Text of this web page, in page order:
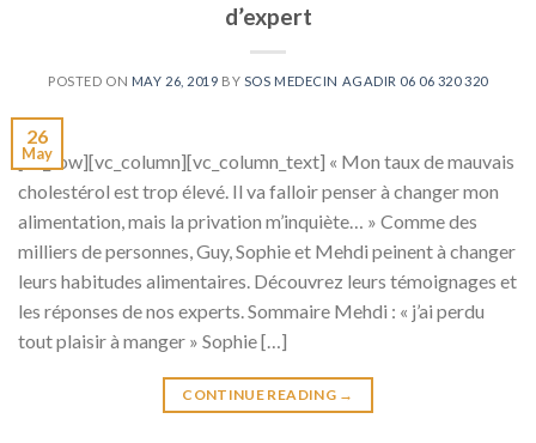
d’expert
POSTED ON MAY 26, 2019 BY SOS MEDECIN AGADIR 06 06 320 320
26
May
[vc_row][vc_column][vc_column_text] « Mon taux de mauvais
cholestérol est trop élevé. Il va falloir penser à changer mon
alimentation, mais la privation m’inquiète… » Comme des
milliers de personnes, Guy, Sophie et Mehdi peinent à changer
leurs habitudes alimentaires. Découvrez leurs témoignages et
les réponses de nos experts. Sommaire Mehdi : « j’ai perdu
tout plaisir à manger » Sophie […]
CONTINUE READING →